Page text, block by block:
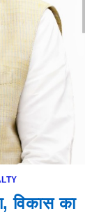
विकास का